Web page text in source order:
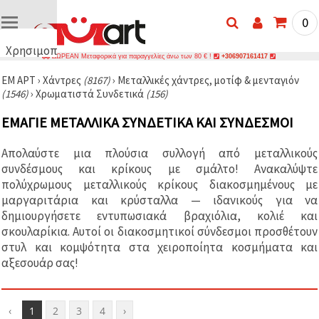
Χρησιμοποιούμε
🍪
Χρησιμοποιούμε
παρόμοιες
τεχνολογίες
διασφαλίσουμε
τη σωστή
λειτουργία
του
ιστότοπου,
να
βελτιώσουμε
την
εμπειρία
σας και, με
τη
σας, να
αναλύουμε
την
0
ΔΩΡΕΑΝ Μεταφορικά για παραγγελίες άνω των 80 € ! +306907161417
ΕΜ ΑΡΤ › Χάντρες (8167)› Μεταλλικές χάντρες, μοτίφ & μενταγιόν
(1546)› Χρωματιστά Συνδετικά (156)
ΕΜΑΓΙΈ ΜΕΤΑΛΛΙΚΆ ΣΥΝΔΕΤΙΚΆ ΚΑΙ ΣΥΝΔΈΣΜΟΙ
Απολαύστε μια πλούσια συλλογή από μεταλλικούς
συνδέσμους και κρίκους με σμάλτο! Ανακαλύψτε
πολύχρωμους μεταλλικούς κρίκους διακοσμημένους με
μαργαριτάρια και κρύσταλλα — ιδανικούς για να
δημιουργήσετε εντυπωσιακά βραχιόλια, κολιέ και
σκουλαρίκια. Αυτοί οι διακοσμητικοί σύνδεσμοι προσθέτουν
στυλ και κομψότητα στα χειροποίητα κοσμήματα και
αξεσουάρ σας!
‹ 1 2 3 4 ›